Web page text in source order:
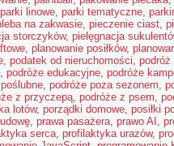
parki linowe, parki tematyczne,
na zakwasie, pieczenie ciast,
storczyków, pielęgnacja
, planowanie posiłków,
, podatek od nieruchomości, podróż
, podróże edukacyjne, podróże
, podróże poza sezonem,
z przyczepą, podróże z psem,
lotów, porządki domowe, posiłki
, prawa pasażera, prawo AI ,
serca, profilaktyka urazów,